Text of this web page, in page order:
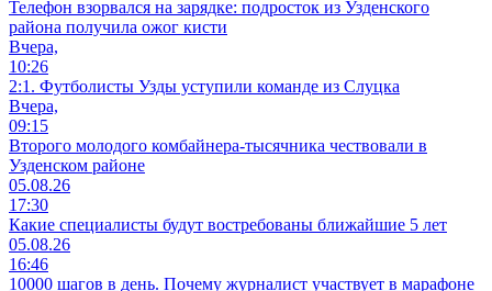
Телефон взорвался на зарядке: подросток из Узденского
района получила ожог кисти
Вчера,
10:26
2:1. Футболисты Узды уступили команде из Слуцка
Вчера,
09:15
Второго молодого комбайнера-тысячника чествовали в
Узденском районе
05.08.26
17:30
Какие специалисты будут востребованы ближайшие 5 лет
05.08.26
16:46
10000 шагов в день. Почему журналист участвует в марафоне